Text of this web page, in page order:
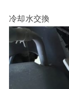
冷却水交換